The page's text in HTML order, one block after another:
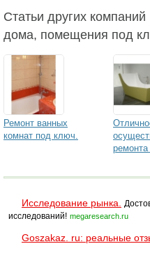
Статьи других
дома, помещения под
Ремонт ванных
комнат под ключ.
это не
Исследование рынка.
исследований! megaresearch.ru
Goszakaz. ru: реальные